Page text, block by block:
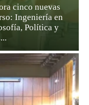
cinco nuevas
Ingeniería en
Política y